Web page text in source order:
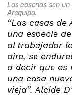
Las casonas son
Arequipa.
“Las casas
una especie
al trabajador
aire, se
a decir que es
una casa
vieja”. Alcide